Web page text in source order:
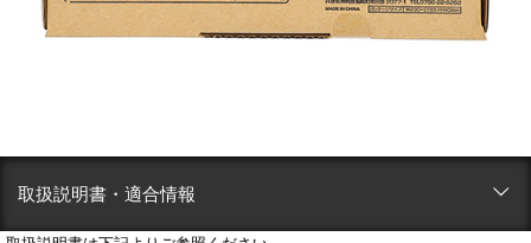
取扱説明書・適合情報